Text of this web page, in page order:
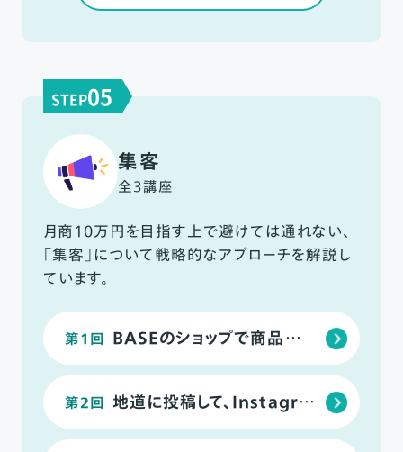
STEP05
集客
全3講座
月商10万円を目指す上で避けては通れない、
「集客」について戦略的なアプローチを解説し
ています。
第1回 BASEのショップで商品が売れない理由とは？
第2回 地道に投稿して、Instagramを運用する方法